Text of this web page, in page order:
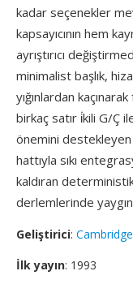
kadar seçenekler
kapsayıcının hem
ayrıştırıcı
minimalist başlık,
yığınlardan
birkaç satır i̇kili G/Ç
önemini
hattıyla sıkı
kaldıran
derlemlerinde
Geliştirici:
İlk yayın: 1993